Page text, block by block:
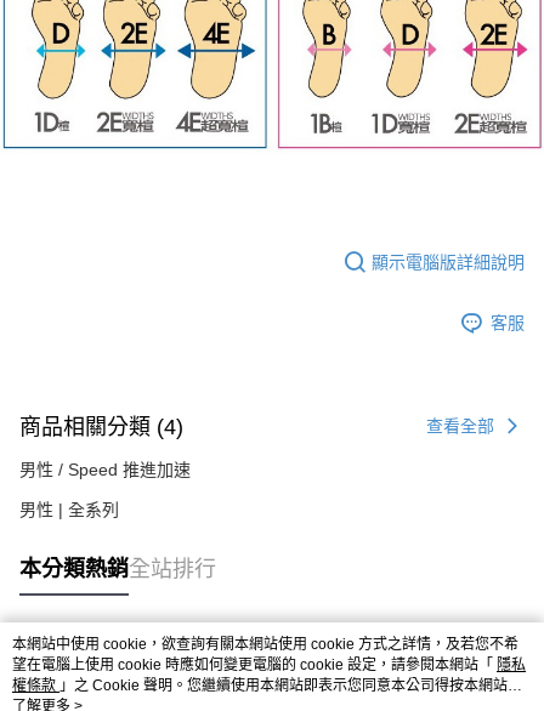
顯示電腦版詳細說明
客服
商品相關分類 (4) 查看全部
男性 / Speed 推進加速
男性 | 全系列
本分類熱銷全站排行
熱門標籤
本網站中使用 cookie，欲查詢有關本網站使用 cookie 方式之詳情，及若您不希
望在電腦上使用 cookie 時應如何變更電腦的 cookie 設定，請參閱本網站「 隱私
權條款 」之 Cookie 聲明。您繼續使用本網站即表示您同意本公司得按本網站使
用條款之 Cookie 聲明使用 cookie。
了解更多 >